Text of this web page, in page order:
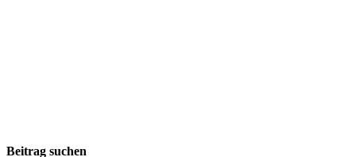
Beitrag suchen